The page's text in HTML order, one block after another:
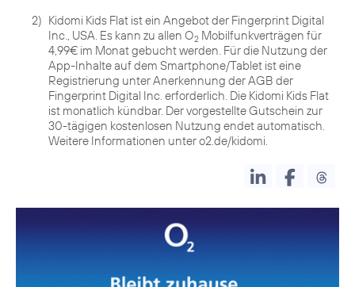
2) Kidomi Kids Flat ist ein Angebot der Fingerprint Digital
Inc., USA. Es kann zu allen O2 Mobilfunkverträgen für
4,99€ im Monat gebucht werden. Für die Nutzung der
App-Inhalte auf dem Smartphone/Tablet ist eine
Registrierung unter Anerkennung der AGB der
Fingerprint Digital Inc. erforderlich. Die Kidomi Kids Flat
ist monatlich kündbar. Der vorgestellte Gutschein zur
30-tägigen kostenlosen Nutzung endet automatisch.
Weitere Informationen unter o2.de/kidomi.